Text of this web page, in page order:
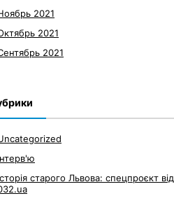
2021
2021
2021
старого Львова: спецпроєкт від